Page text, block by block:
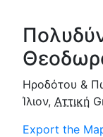
Ηροδότου &
Ίλιον, Αττική
Export the